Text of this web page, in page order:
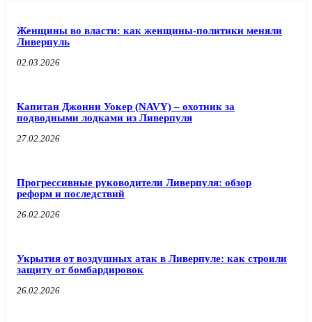
Женщины во власти: как женщины-политики меняли
Ливерпуль
02.03.2026
Капитан Джонни Уокер (NAVY) – охотник за
подводными лодками из Ливерпуля
27.02.2026
Прогрессивные руководители Ливерпуля: обзор
реформ и последствий
26.02.2026
Укрытия от воздушных атак в Ливерпуле: как строили
защиту от бомбардировок
26.02.2026